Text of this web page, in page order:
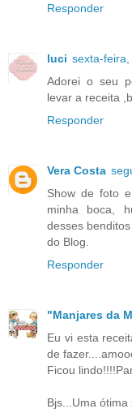
Responder
luci sexta-
Adorei o seu
levar a receita
Responder
Vera Costa
Show de foto
minha boca,
desses
do Blog.
Responder
"Manjares da
Eu vi esta
de
Ficou
Bjs...Uma ótima